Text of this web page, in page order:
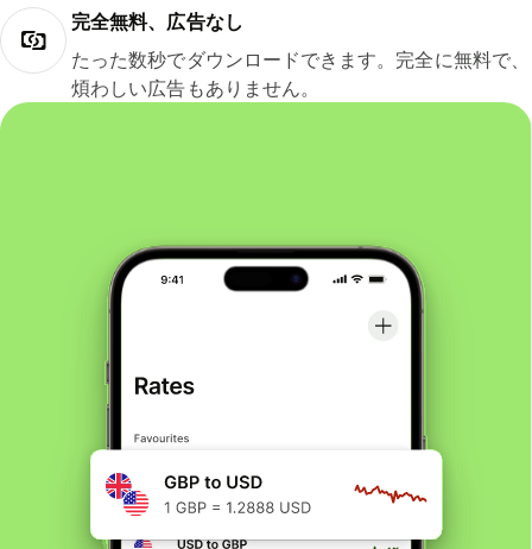
完全無料、広告なし
たった数秒でダウンロードできます。完全に無料で、
煩わしい広告もありません。